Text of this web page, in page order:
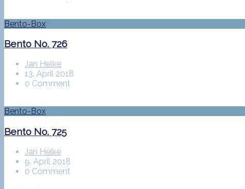
Bento-Box
Bento No. 726
Jan Helke
13. April 2018
0 Comment
Bento-Box
Bento No. 725
Jan Helke
9. April 2018
0 Comment